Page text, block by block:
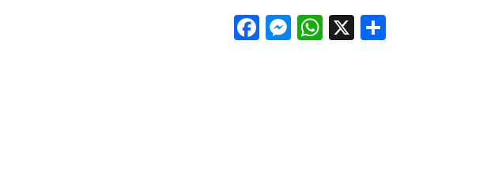
Facebook
Messenger
WhatsApp
X